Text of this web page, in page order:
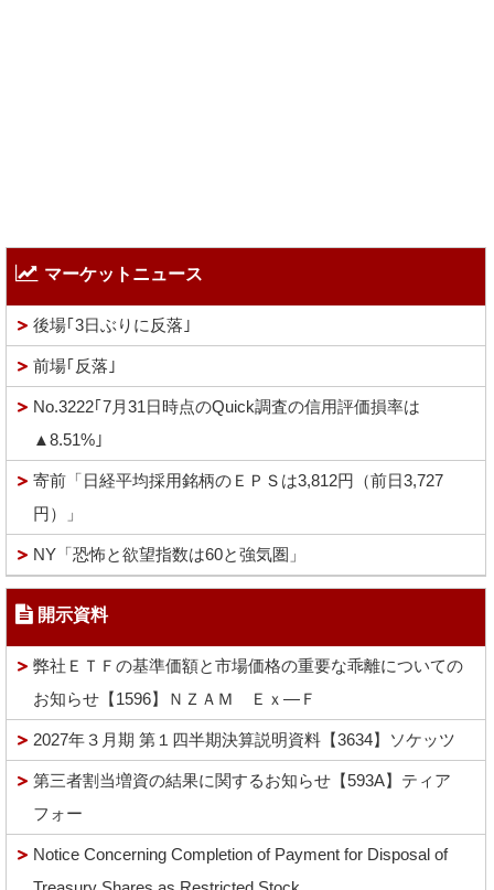
マーケットニュース
後場｢3日ぶりに反落｣
前場｢反落｣
No.3222｢7月31日時点のQuick調査の信用評価損率は
▲8.51%｣
寄前「日経平均採用銘柄のＥＰＳは3,812円（前日3,727
円）」
NY「恐怖と欲望指数は60と強気圏」
開示資料
弊社ＥＴＦの基準価額と市場価格の重要な乖離についての
お知らせ【1596】ＮＺＡＭ Ｅｘ―Ｆ
2027年３月期 第１四半期決算説明資料【3634】ソケッツ
第三者割当増資の結果に関するお知らせ【593A】ティア
フォー
Notice Concerning Completion of Payment for Disposal of